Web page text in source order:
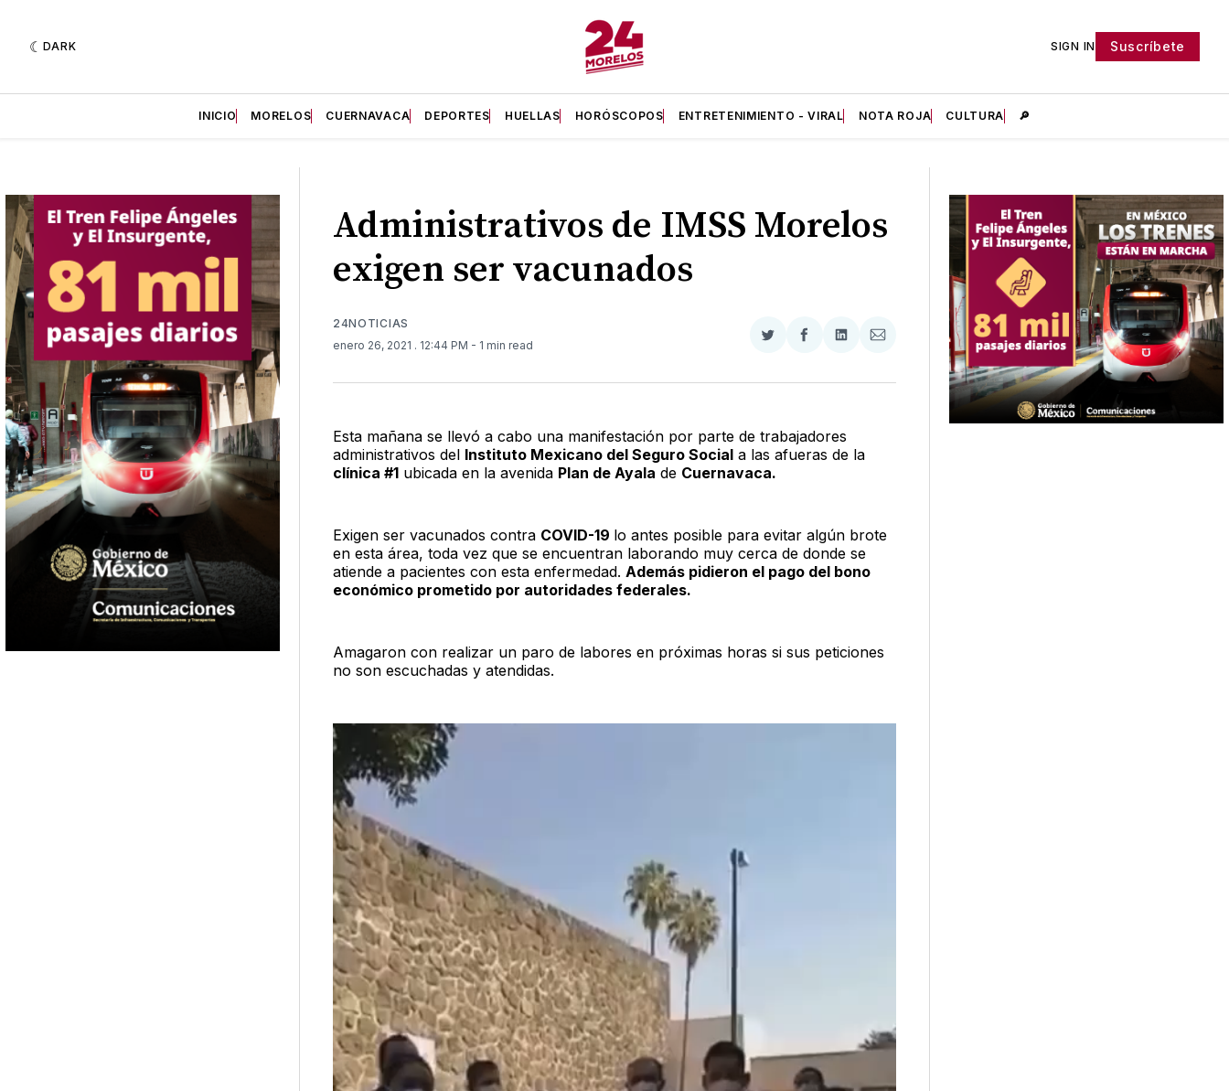
DARK SIGN IN Suscríbete
INICIO MORELOS CUERNAVACA DEPORTES HUELLAS HORÓSCOPOS ENTRETENIMIENTO - VIRAL NOTA ROJA CULTURA 🔎
Administrativos de IMSS Morelos
exigen ser vacunados
24NOTICIAS
enero 26, 2021 . 12:44 PM - 1 min read
Compartir
Twitter
Compartir
Facebook
Compartir
LinkedIn
Compartir
Email
Esta mañana se llevó a cabo una manifestación por parte de trabajadores
administrativos del Instituto Mexicano del Seguro Sociala las afueras de la
clínica #1ubicada en la avenida Plan de Ayala de Cuernavaca.
Exigen ser vacunados contra COVID-19 lo antes posible para evitar algún brote
en esta área, toda vez que se encuentran laborando muy cerca de donde se
atiende a pacientes con esta enfermedad. Además pidieron el pago del bono
económico prometido por autoridades federales.
Amagaron con realizar un paro de labores en próximas horas si sus peticiones
no son escuchadas y atendidas.